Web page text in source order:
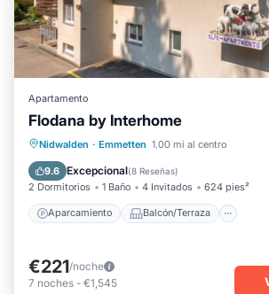
Apartamento
Flodana by Interhome
Nidwalden · Emmetten 1.00 mi al centro
9.6 Excepcional(8 Reseñas)
2 Dormitorios 1 Baño 4 Invitados 624 pies²
Aparcamiento Balcón/Terraza
Aparcamiento
Balcón/Terraza
Cocina
Internet
€221/noche
7 noches - €1,545